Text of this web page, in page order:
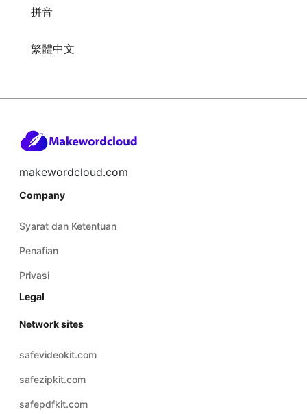
拼音
繁體中文
makewordcloud.com
Company
Syarat dan Ketentuan
Penafian
Privasi
Legal
Network sites
safevideokit.com
safezipkit.com
safepdfkit.com